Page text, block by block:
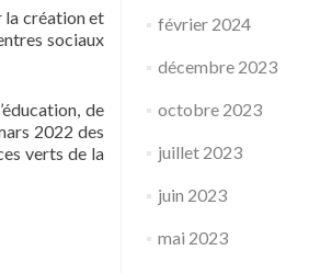
la création et
sociaux
de
2022 des
verts de la
février 2024
décembre 2023
octobre 2023
juillet 2023
juin 2023
mai 2023